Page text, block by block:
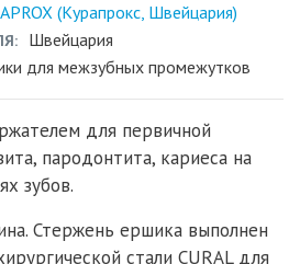
(Курапрокс, Швейцария)
Швейцария
для межзубных промежутков
для первичной
пародонтита, кариеса на
зубов.
Стержень ершика выполнен
стали CURAL для